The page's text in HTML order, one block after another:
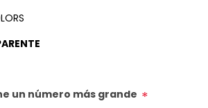
un número más grande *